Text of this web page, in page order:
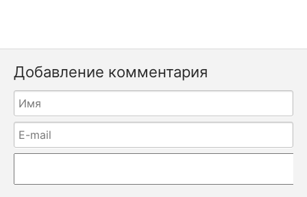
Добавление комментария